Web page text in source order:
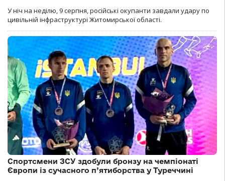
У ніч на неділю, 9 серпня, російські окупанти завдали удару по
цивільній інфраструктурі Житомирської області.
Спортсмени ЗСУ здобули бронзу на чемпіонаті
Європи із сучасного п’ятиборства у Туреччині